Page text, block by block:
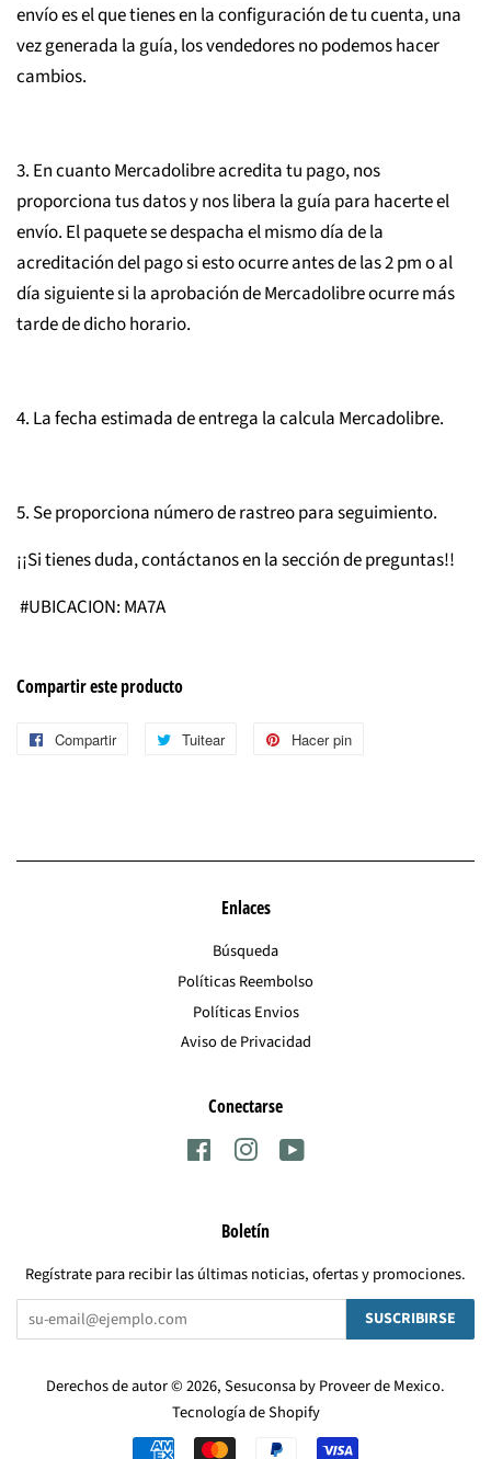
envío es el que tienes en la configuración de tu cuenta, una
vez generada la guía, los vendedores no podemos hacer
cambios.
3. En cuanto Mercadolibre acredita tu pago, nos
proporciona tus datos y nos libera la guía para hacerte el
envío. El paquete se despacha el mismo día de la
acreditación del pago si esto ocurre antes de las 2 pm o al
día siguiente si la aprobación de Mercadolibre ocurre más
tarde de dicho horario.
4. La fecha estimada de entrega la calcula Mercadolibre.
5. Se proporciona número de rastreo para seguimiento.
¡¡Si tienes duda, contáctanos en la sección de preguntas!!
#UBICACION: MA7A
Compartir este producto
Compartir
CompartirTuitear
Tuitear
Hacer pin
Enlaces
Búsqueda
Políticas Reembolso
Políticas Envios
Aviso de Privacidad
Conectarse
FacebookInstagram
Boletín
Regístrate para recibir las últimas noticias, ofertas y promociones.
SUSCRIBIRSE
Derechos de autor © 2026,Sesuconsa by Proveer de Mexico.
Tecnología de Shopify
Métodos